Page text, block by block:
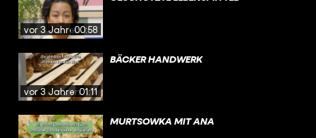
vor 3 Jahren00:58
vor 3 Jahren01:11
BÄCKER HANDWERK
MURTSOWKA MIT ANA